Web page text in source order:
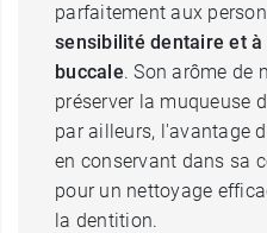
parfaitement aux
sensibilité dentaire et à
buccale. Son arôme de
préserver la muqueuse
par ailleurs, l'avantage
en conservant dans sa
pour un nettoyage
la dentition.